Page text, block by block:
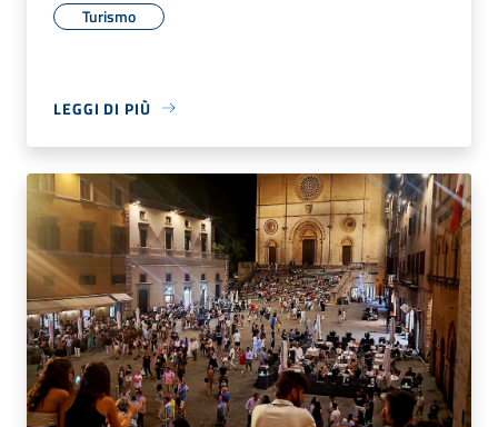
Turismo
LEGGI DI PIÙ